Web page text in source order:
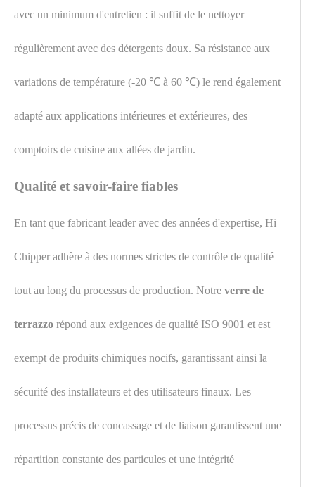
avec un minimum d'entretien : il suffit de le nettoyer
régulièrement avec des détergents doux. Sa résistance aux
variations de température (-20 ℃ à 60 ℃) le rend également
adapté aux applications intérieures et extérieures, des
comptoirs de cuisine aux allées de jardin.
Qualité et savoir-faire fiables
En tant que fabricant leader avec des années d'expertise, Hi
Chipper adhère à des normes strictes de contrôle de qualité
tout au long du processus de production. Notre verre de
terrazzo répond aux exigences de qualité ISO 9001 et est
exempt de produits chimiques nocifs, garantissant ainsi la
sécurité des installateurs et des utilisateurs finaux. Les
processus précis de concassage et de liaison garantissent une
répartition constante des particules et une intégrité